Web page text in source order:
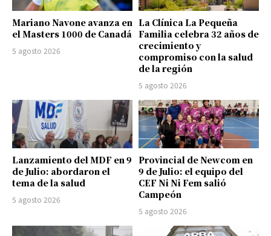
Mariano Navone avanza en
el Masters 1000 de Canadá
5 agosto 2026
La Clínica La Pequeña
Familia celebra 32 años de
crecimiento y
compromiso con la salud
de la región
5 agosto 2026
Lanzamiento del MDF en 9
de Julio: abordaron el
tema de la salud
5 agosto 2026
Provincial de Newcom en
9 de Julio: el equipo del
CEF Ni Ni Fem salió
Campeón
5 agosto 2026